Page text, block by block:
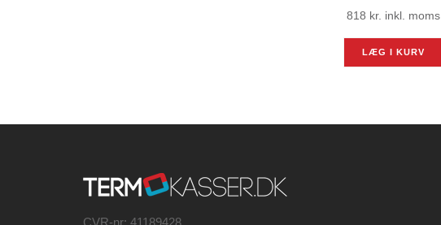
818 kr. inkl. moms
LÆG I KURV